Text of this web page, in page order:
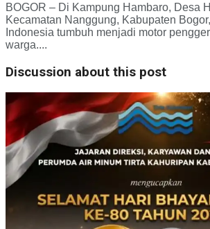
BOGOR – Di Kampung Hambaro, Desa
Kecamatan Nanggung, Kabupaten
Indonesia tumbuh menjadi motor
warga....
Discussion about this post